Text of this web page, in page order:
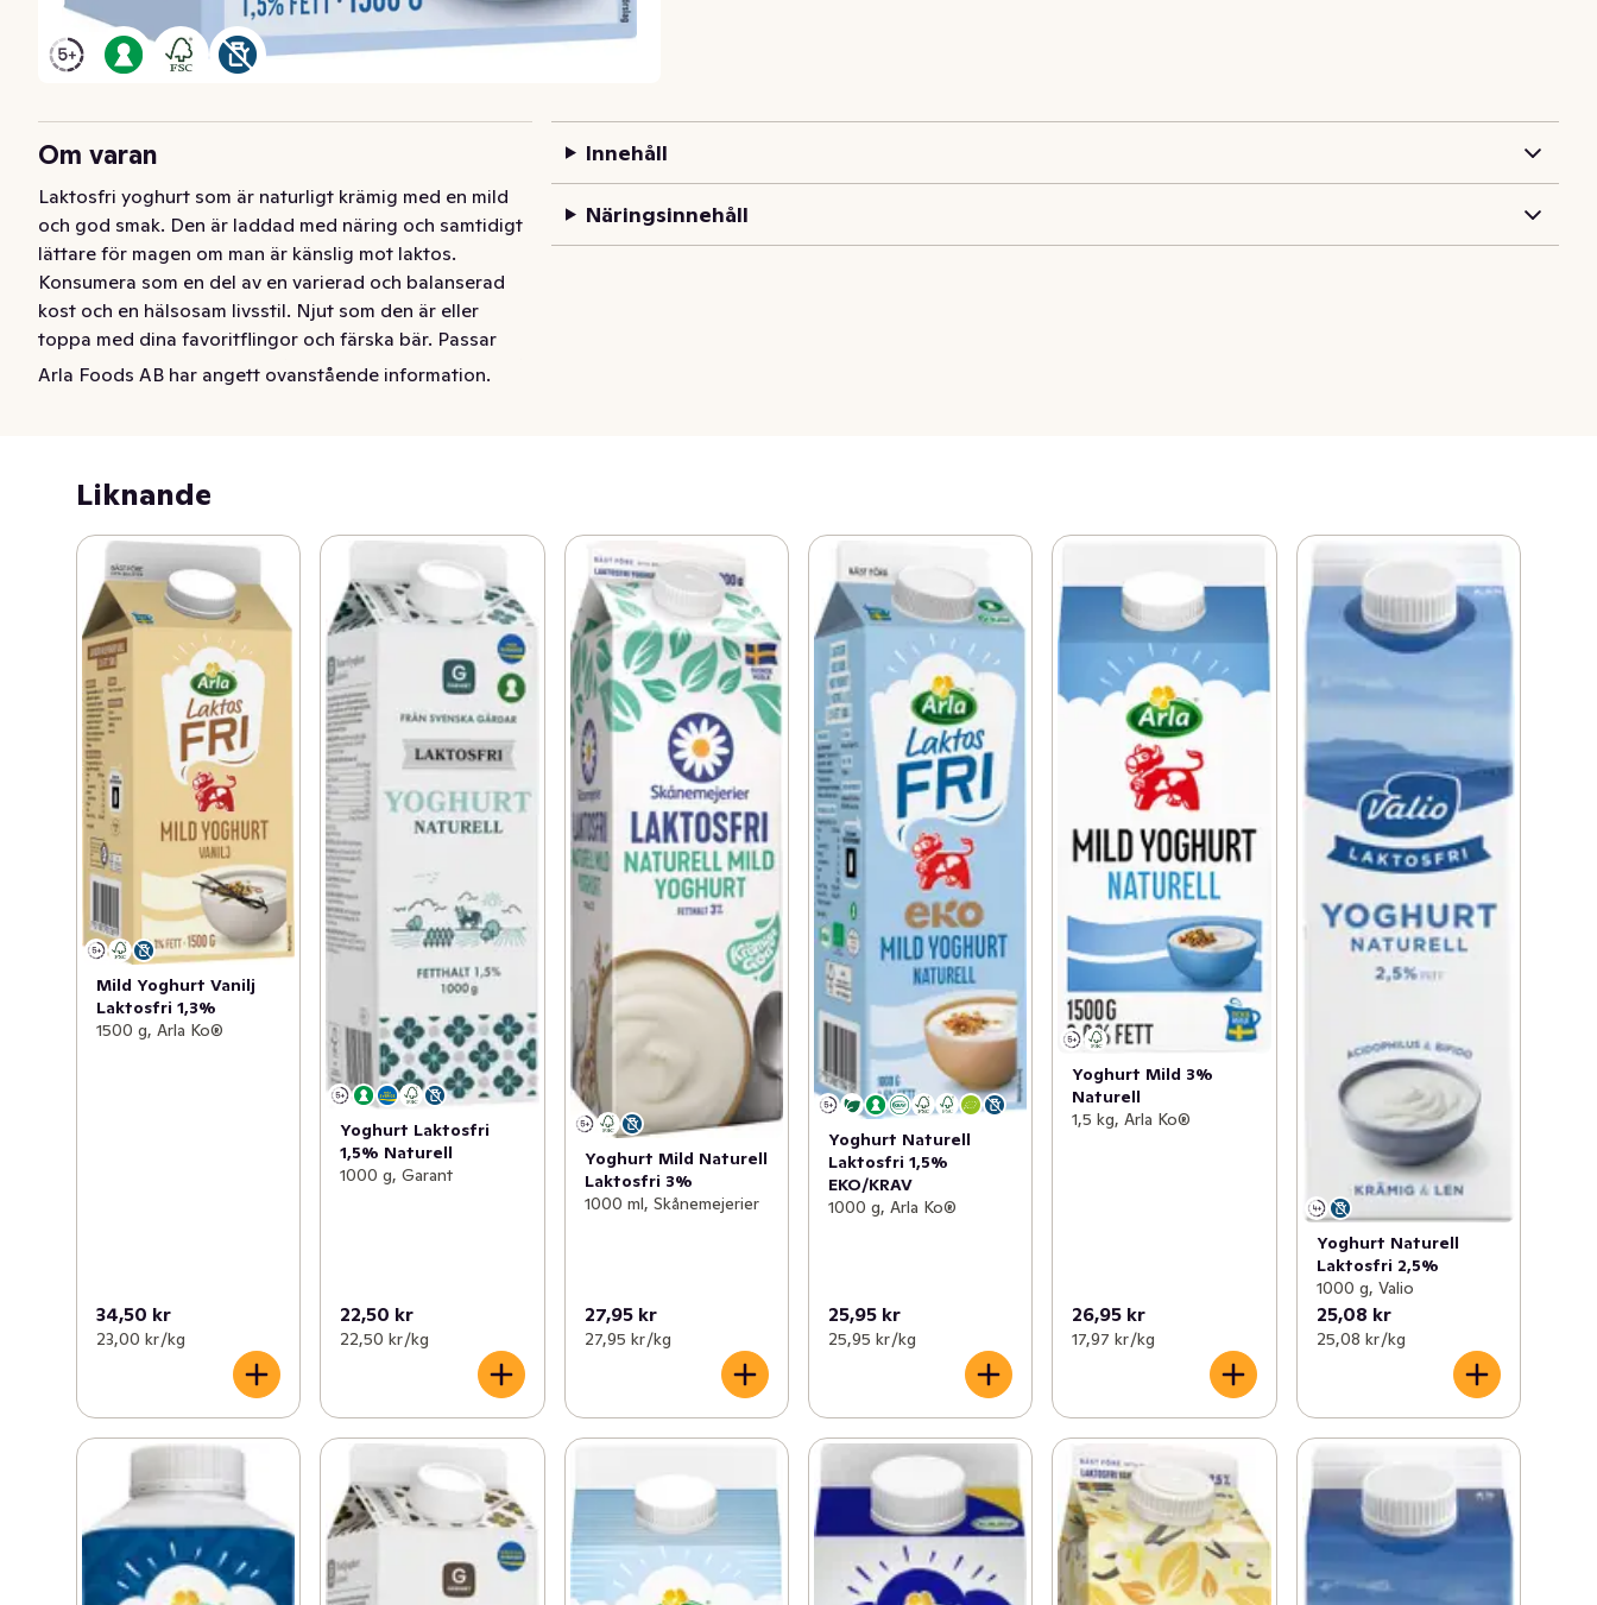
Om varan
Laktosfri yoghurt som är naturligt krämig med en mild
och god smak. Den är laddad med näring och samtidigt
lättare för magen om man är känslig mot laktos.
Konsumera som en del av en varierad och balanserad
kost och en hälsosam livsstil. Njut som den är eller
toppa med dina favoritflingor och färska bär. Passar
utmärkt till frukost, mellanmål och i smoothies. Gjord på
Arla Foods AB har angett ovanstående information.
Innehåll
Näringsinnehåll
Liknande
Mild Yoghurt Vanilj
Laktosfri 1,3%
1500 g, Arla Ko®
34,50 kr
23,00 kr /kg
Yoghurt Laktosfri
1,5% Naturell
1000 g, Garant
22,50 kr
22,50 kr /kg
Yoghurt Mild Naturell
Laktosfri 3%
1000 ml, Skånemejerier
27,95 kr
27,95 kr /kg
Yoghurt Naturell
Laktosfri 1,5%
EKO/KRAV
1000 g, Arla Ko®
25,95 kr
25,95 kr /kg
Yoghurt Mild 3%
Naturell
1,5 kg, Arla Ko®
26,95 kr
17,97 kr /kg
Yoghurt Naturell
Laktosfri 2,5%
1000 g, Valio
25,08 kr
25,08 kr /kg